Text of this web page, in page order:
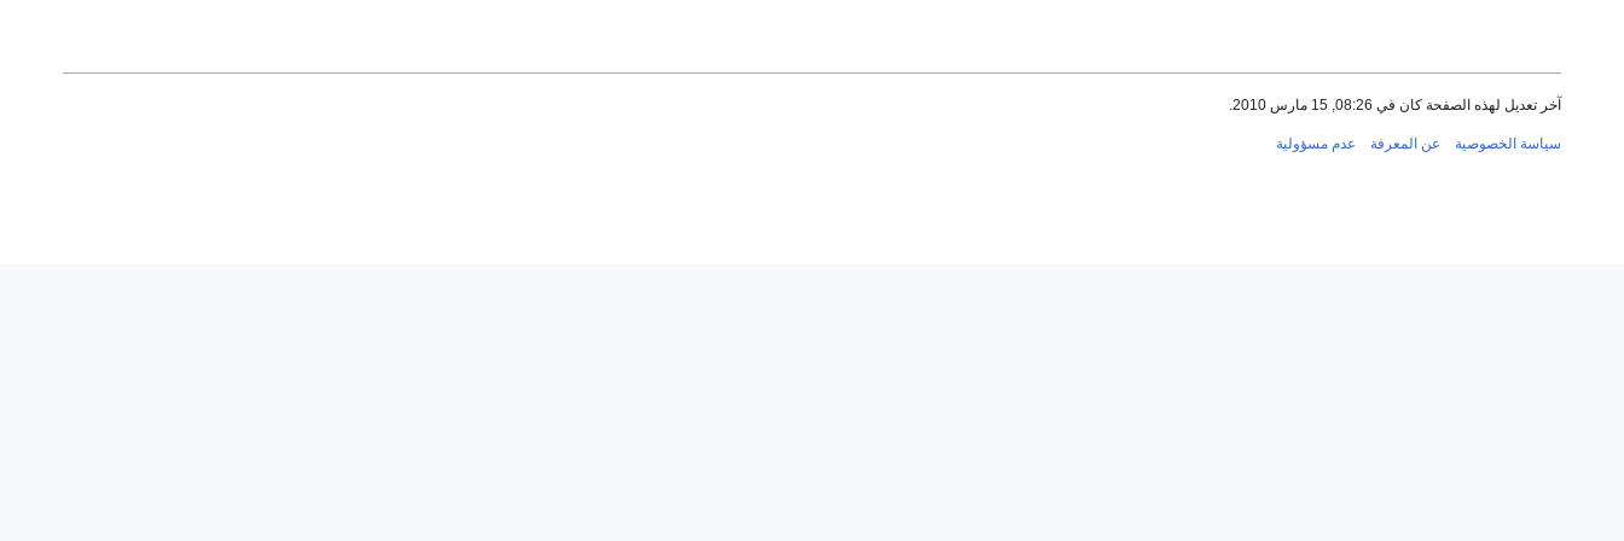
آخر تعديل لهذه الصفحة كان في 08:26, 15 مارس 2010.
سياسة الخصوصية عن المعرفة عدم مسؤولية